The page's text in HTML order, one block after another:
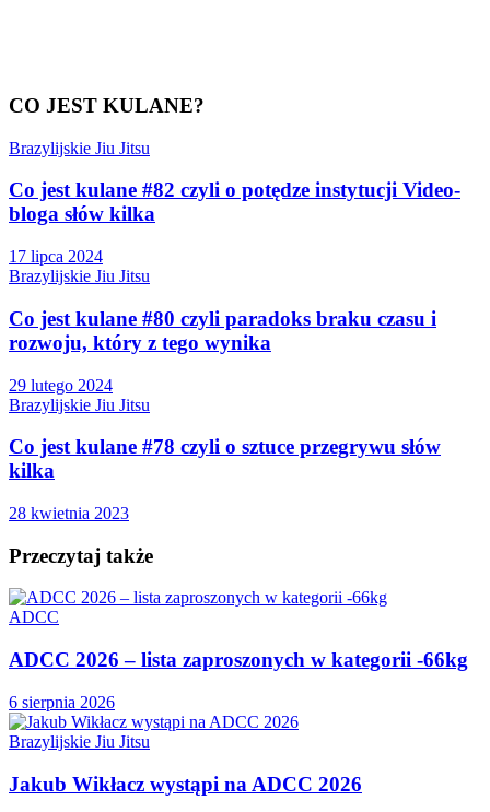
CO JEST KULANE?
Brazylijskie Jiu Jitsu
Co jest kulane #82 czyli o potędze instytucji Video-
bloga słów kilka
17 lipca 2024
Brazylijskie Jiu Jitsu
Co jest kulane #80 czyli paradoks braku czasu i
rozwoju, który z tego wynika
29 lutego 2024
Brazylijskie Jiu Jitsu
Co jest kulane #78 czyli o sztuce przegrywu słów
kilka
28 kwietnia 2023
Przeczytaj także
ADCC
ADCC 2026 – lista zaproszonych w kategorii -66kg
6 sierpnia 2026
Brazylijskie Jiu Jitsu
Jakub Wikłacz wystąpi na ADCC 2026